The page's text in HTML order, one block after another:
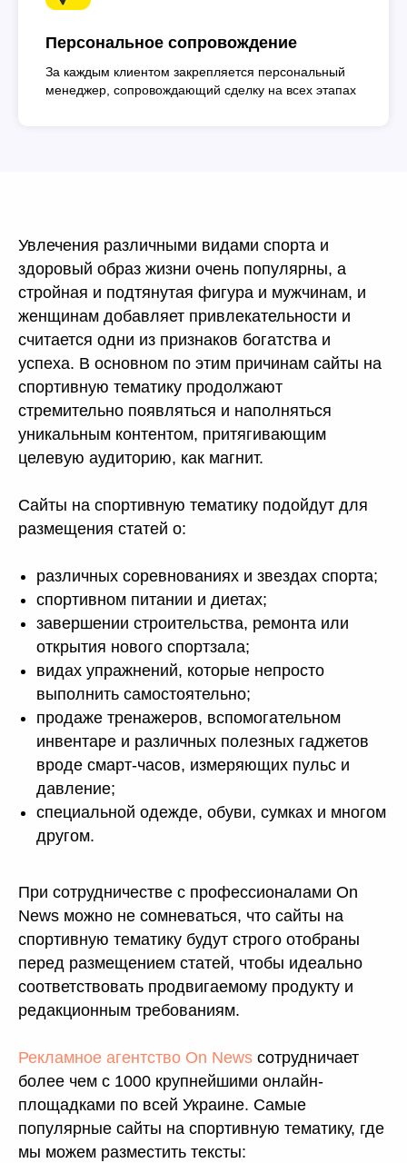
Персональное сопровождение
За каждым клиентом закрепляется персональный
менеджер, сопровождающий сделку на всех этапах
Увлечения различными видами спорта и
здоровый образ жизни очень популярны, а
стройная и подтянутая фигура и мужчинам, и
женщинам добавляет привлекательности и
считается одни из признаков богатства и
успеха. В основном по этим причинам сайты на
спортивную тематику продолжают
стремительно появляться и наполняться
уникальным контентом, притягивающим
целевую аудиторию, как магнит.
Сайты на спортивную тематику подойдут для
размещения статей о:
различных соревнованиях и звездах спорта;
спортивном питании и диетах;
завершении строительства, ремонта или
открытия нового спортзала;
видах упражнений, которые непросто
выполнить самостоятельно;
продаже тренажеров, вспомогательном
инвентаре и различных полезных гаджетов
вроде смарт-часов, измеряющих пульс и
давление;
специальной одежде, обуви, сумках и многом
другом.
При сотрудничестве с профессионалами On
News можно не сомневаться, что сайты на
спортивную тематику будут строго отобраны
перед размещением статей, чтобы идеально
соответствовать продвигаемому продукту и
редакционным требованиям.
Рекламное агентство On News сотрудничает
более чем с 1000 крупнейшими онлайн-
площадками по всей Украине. Самые
популярные сайты на спортивную тематику, где
мы можем разместить тексты: